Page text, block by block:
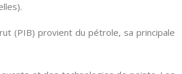
(PIB) provient du pétrole, sa principale